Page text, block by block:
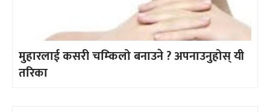
मुहारलाई कसरी चम्किलो बनाउने ? अपनाउनुहोस् यी
तरिका